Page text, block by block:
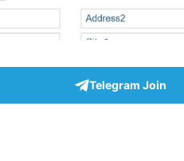
Telegram Join